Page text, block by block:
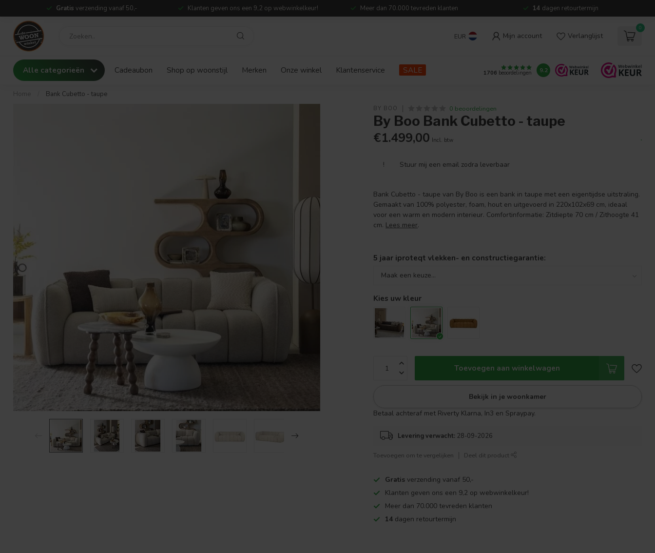
Gratis verzending vanaf 50,- Klanten geven ons een 9,2 op webwinkelkeur! Meer dan 70.000 tevreden klanten 14 dagen retourtermijn
EUR Mijn account Verlanglijst
0
Alle categorieën Cadeaubon Shop op woonstijl Merken Onze winkel Klantenservice SALE 1706 beoordelingen 9.2
Home Bank Cubetto - taupe
BY BOO 0 beoordelingen
By Boo Bank Cubetto - taupe
€1.499,00 Incl. btw .
! Stuur mij een email zodra leverbaar
Bank Cubetto - taupe van By Boo is een bank in taupe met een eigentijdse uitstraling.
Gemaakt van 100% polyester, foam, hout en uitgevoerd in 220x102x69 cm, ideaal
voor een warm en modern interieur. Comfortinformatie: Zitdiepte 70 cm / Zithoogte 41
cm. Lees meer.
5 jaar iproteqt vlekken- en constructiegarantie:
Kies uw kleur
Toevoegen aan winkelwagen
Bekijk in je woonkamer
Betaal achteraf met Riverty Klarna, In3 en Spraypay.
Levering verwacht: 28-09-2026
Toevoegen om te vergelijken Deel dit product
Gratis verzending vanaf 50,-
Klanten geven ons een 9,2 op webwinkelkeur!
Meer dan 70.000 tevreden klanten
14 dagen retourtermijn